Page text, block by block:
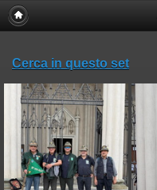
Cerca in questo set